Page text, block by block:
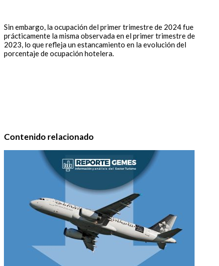
Sin embargo, la ocupación del primer trimestre de 2024 fue
prácticamente la misma observada en el primer trimestre de
2023, lo que refleja un estancamiento en la evolución del
porcentaje de ocupación hotelera.
Contenido relacionado